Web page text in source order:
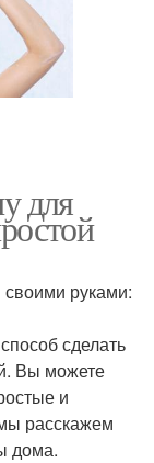
для
руками:
сделать
Вы можете
и
расскажем
дома.